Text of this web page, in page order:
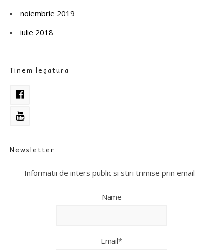
noiembrie 2019
iulie 2018
Tinem legatura
Newsletter
Informatii de inters public si stiri trimise prin email
Name
Email*